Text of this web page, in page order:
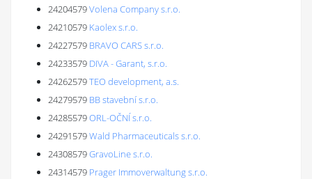
24204579Volena Company s.r.o.
24210579 Kaolex s.r.o.
24227579 BRAVO CARS s.r.o.
24233579 DIVA - Garant, s.r.o.
24262579TEO development, a.s.
24279579 BB stavební s.r.o.
24285579ORL-OČNÍ s.r.o.
24291579Wald Pharmaceuticals s.r.o.
24308579GravoLine s.r.o.
24314579 Prager Immoverwaltung s.r.o.